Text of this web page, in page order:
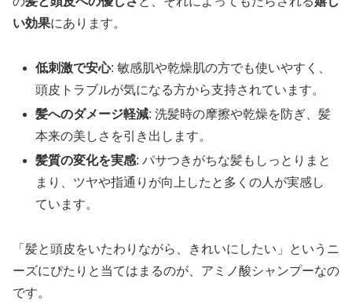
い効果にあります。
低刺激で安心: 敏感肌や乾燥肌の方でも使いやすく、
頭皮トラブルが気になる方から支持されています。
髪へのダメージ軽減: 洗髪時の摩擦や乾燥を防ぎ、髪
本来の美しさを引き出します。
髪質の変化を実感: パサつきがちな髪もしっとりまと
まり、ツヤや指通りが向上したと多くの人が実感し
ています。
「髪と頭皮をいたわりながら、きれいにしたい」というニ
ーズにぴたりと当てはまるのが、アミノ酸シャンプーなの
です。